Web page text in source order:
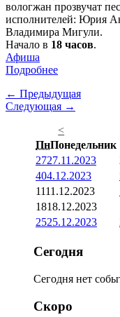
вологжан прозвучат
исполнителей: Юрия
Владимира Мигули.
Начало в 18 часов.
Афиша
Подробнее
← Предыдущая
Следующая →
<
ПнПонедельник
2727.11.2023
404.12.2023
1111.12.2023
1818.12.2023
2525.12.2023
Сегодня
Сегодня нет
Скоро